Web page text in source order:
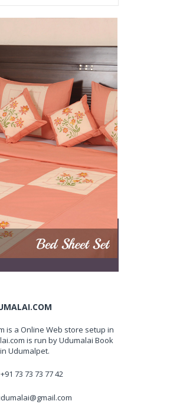
is a Online Web store setup in
is run by Udumalai Book
Udumalpet.
73 73 73 77 42